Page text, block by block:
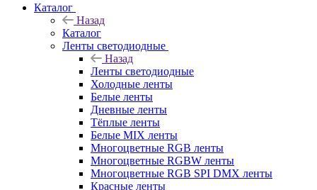
Каталог
Назад
Каталог
Ленты светодиодные
Назад
Ленты светодиодные
Холодные ленты
Белые ленты
Дневные ленты
Тёплые ленты
Белые MIX ленты
Многоцветные RGB ленты
Многоцветные RGBW ленты
Многоцветные RGB SPI DMX ленты
Красные ленты